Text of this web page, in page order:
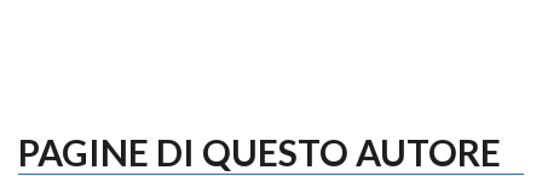
PAGINE DI QUESTO AUTORE